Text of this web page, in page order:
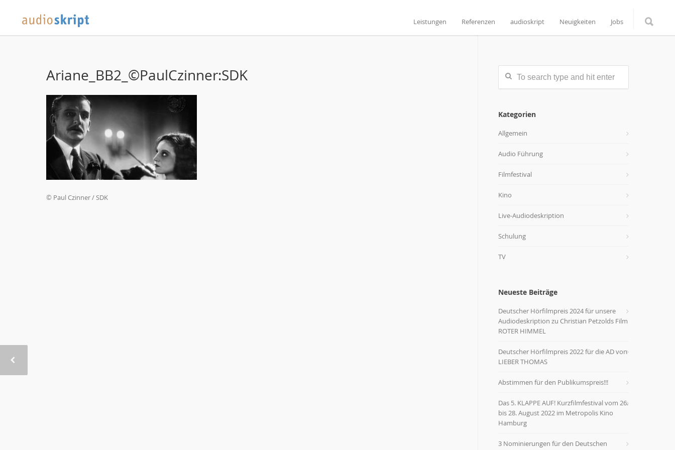
Leistungen Referenzen audioskript Neuigkeiten Jobs
Ariane_BB2_©PaulCzinner:SDK
© Paul Czinner / SDK
Kategorien
Allgemein
Audio Führung
Filmfestival
Kino
Live-Audiodeskription
Schulung
TV
Neueste Beiträge
Deutscher Hörfilmpreis 2024 für unsere
Audiodeskription zu Christian Petzolds Film
ROTER HIMMEL
Deutscher Hörfilmpreis 2022 für die AD von
LIEBER THOMAS
Abstimmen für den Publikumspreis!!!
Das 5. KLAPPE AUF! Kurzfilmfestival vom 26.
bis 28. August 2022 im Metropolis Kino
Hamburg
3 Nominierungen für den Deutschen